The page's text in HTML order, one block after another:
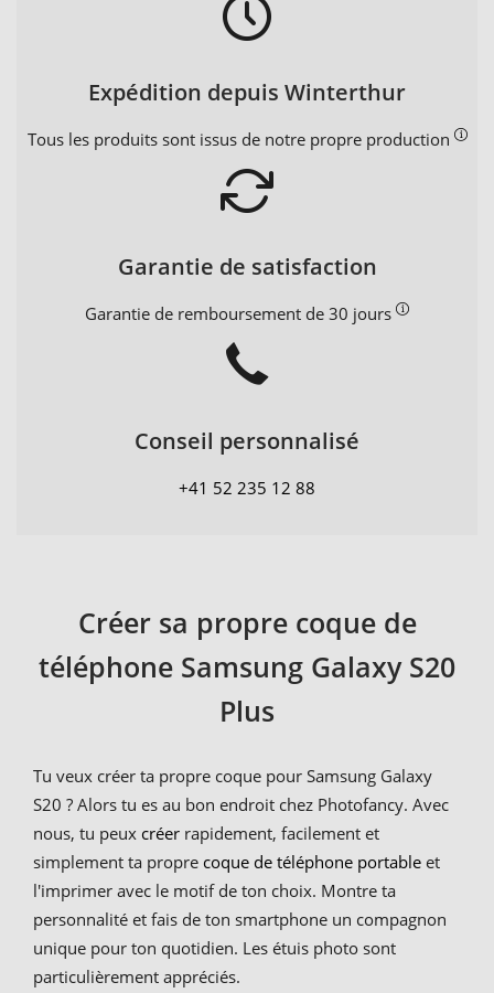
Expédition depuis Winterthur
Tous les produits sont issus de notre propre production
Garantie de satisfaction
Garantie de remboursement de 30 jours
Conseil personnalisé
+41 52 235 12 88
Créer sa propre coque de
téléphone Samsung Galaxy S20
Plus
Tu veux créer ta propre coque pour Samsung Galaxy
S20 ? Alors tu es au bon endroit chez Photofancy. Avec
nous, tu peux créer rapidement, facilement et
simplement ta propre coque de téléphone portable et
l'imprimer avec le motif de ton choix. Montre ta
personnalité et fais de ton smartphone un compagnon
unique pour ton quotidien. Les étuis photo sont
particulièrement appréciés.